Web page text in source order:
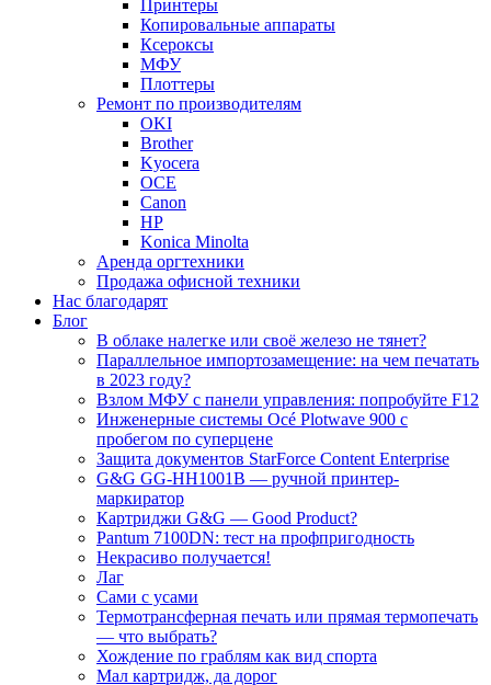
Принтеры
Копировальные аппараты
Ксероксы
МФУ
Плоттеры
Ремонт по производителям
OKI
Brother
Kyocera
OCE
Canon
HP
Konica Minolta
Аренда оргтехники
Продажа офисной техники
Нас благодарят
Блог
В облаке налегке или своё железо не тянет?
Параллельное импортозамещение: на чем печатать
в 2023 году?
Взлом МФУ с панели управления: попробуйте F12
Инженерные системы Océ Plotwave 900 с
пробегом по суперцене
Защита документов StarForce Content Enterprise
G&G GG-HH1001B — ручной принтер-
маркиратор
Картриджи G&G — Good Product?
Pantum 7100DN: тест на профпригодность
Некрасиво получается!
Лаг
Сами с усами
Термотрансферная печать или прямая термопечать
— что выбрать?
Хождение по граблям как вид спорта
Мал картридж, да дорог